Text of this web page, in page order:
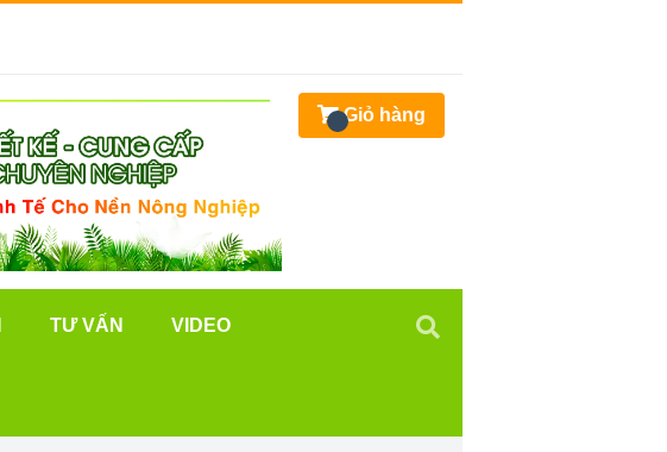
Giỏ hàng
TƯ VẤN VIDEO